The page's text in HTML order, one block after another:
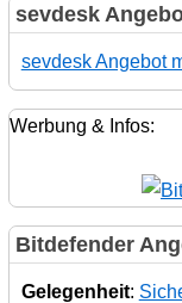
sevdesk
sevdesk Angebot
Werbung & Infos:
Bitdefender
Gelegenheit: